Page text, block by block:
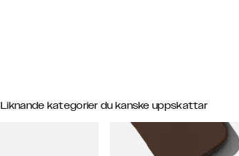
Liknande kategorier du kanske uppskattar